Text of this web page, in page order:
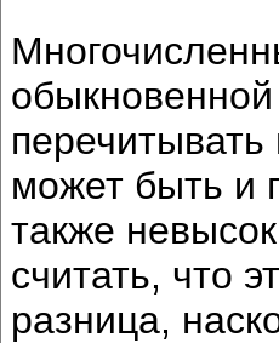
может быть и
также
считать, что
разница,